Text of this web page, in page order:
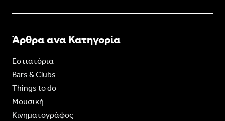
Άρθρα ανα Κατηγορία
Εστιατόρια
Bars & Clubs
Things to do
Moυσική
Κινηματογράφος